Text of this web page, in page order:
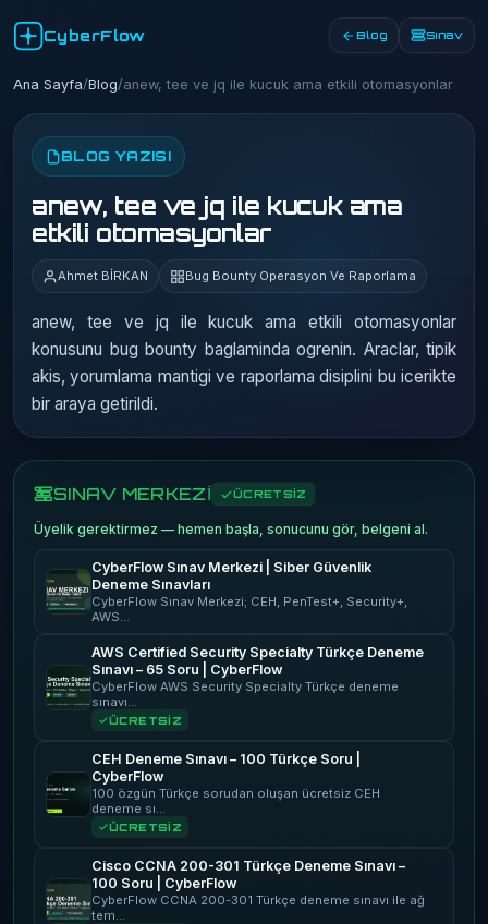
CyberFlow Blog Sınav
Ana Sayfa/Blog/anew, tee ve jq ile kucuk ama etkili otomasyonlar
BLOG YAZISI
anew, tee ve jq ile kucuk ama
etkili otomasyonlar
Ahmet BİRKAN Bug Bounty Operasyon Ve Raporlama
anew, tee ve jq ile kucuk ama etkili otomasyonlar
konusunu bug bounty baglaminda ogrenin. Araclar, tipik
akis, yorumlama mantigi ve raporlama disiplini bu icerikte
bir araya getirildi.
SINAV MERKEZİ ÜCRETSİZ
Üyelik gerektirmez — hemen başla, sonucunu gör, belgeni al.
CyberFlow Sınav Merkezi | Siber Güvenlik
Deneme Sınavları
CyberFlow Sınav Merkezi; CEH, PenTest+, Security+,
AWS…
AWS Certified Security Specialty Türkçe Deneme
Sınavı – 65 Soru | CyberFlow
CyberFlow AWS Security Specialty Türkçe deneme
sınavı…
ÜCRETSİZ
CEH Deneme Sınavı – 100 Türkçe Soru |
CyberFlow
100 özgün Türkçe sorudan oluşan ücretsiz CEH
deneme sı…
ÜCRETSİZ
Cisco CCNA 200-301 Türkçe Deneme Sınavı –
100 Soru | CyberFlow
CyberFlow CCNA 200-301 Türkçe deneme sınavı ile ağ
tem…